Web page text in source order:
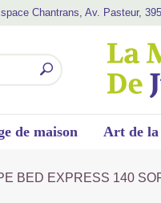
Chantrans, Av. Pasteur,
de maison Art de la
BED EXPRESS 140